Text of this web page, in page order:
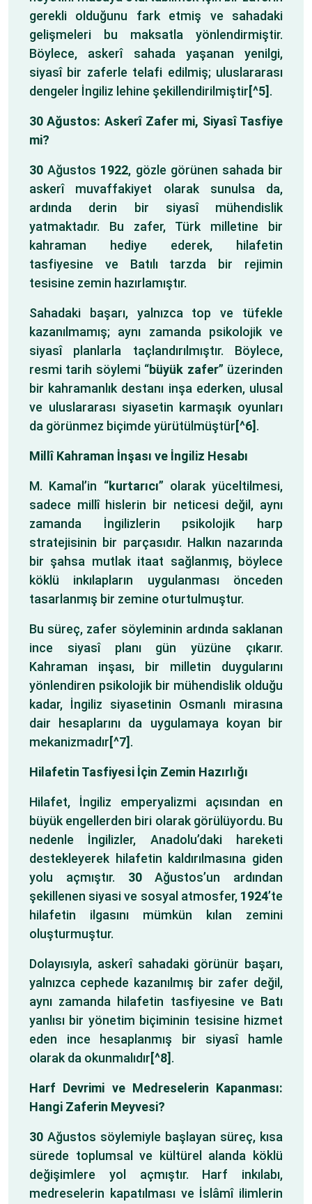
gerekli olduğunu fark etmiş ve sahadaki
gelişmeleri bu maksatla yönlendirmiştir.
Böylece, askerî sahada yaşanan yenilgi,
siyasî bir zaferle telafi edilmiş; uluslararası
dengeler İngiliz lehine şekillendirilmiştir[^5] .
30 Ağustos: Askerî Zafer mi, Siyasî Tasfiye
mi?
30 Ağustos 1922, gözle görünen sahada bir
askerî muvaffakiyet olarak sunulsa da,
ardında derin bir siyasî mühendislik
yatmaktadır. Bu zafer, Türk milletine bir
kahraman hediye ederek, hilafetin
tasfiyesine ve Batılı tarzda bir rejimin
tesisine zemin hazırlamıştır.
Sahadaki başarı, yalnızca top ve tüfekle
kazanılmamış; aynı zamanda psikolojik ve
siyasî planlarla taçlandırılmıştır. Böylece,
resmi tarih söylemi “büyük zafer” üzerinden
bir kahramanlık destanı inşa ederken, ulusal
ve uluslararası siyasetin karmaşık oyunları
da görünmez biçimde yürütülmüştür[^6] .
Millî Kahraman İnşası ve İngiliz Hesabı
M. Kamal’in “kurtarıcı” olarak yüceltilmesi,
sadece millî hislerin bir neticesi değil, aynı
zamanda İngilizlerin psikolojik harp
stratejisinin bir parçasıdır. Halkın nazarında
bir şahsa mutlak itaat sağlanmış, böylece
köklü inkılapların uygulanması önceden
tasarlanmış bir zemine oturtulmuştur.
Bu süreç, zafer söyleminin ardında saklanan
ince siyasî planı gün yüzüne çıkarır.
Kahraman inşası, bir milletin duygularını
yönlendiren psikolojik bir mühendislik olduğu
kadar, İngiliz siyasetinin Osmanlı mirasına
dair hesaplarını da uygulamaya koyan bir
mekanizmadır[^7] .
Hilafetin Tasfiyesi İçin Zemin Hazırlığı
Hilafet, İngiliz emperyalizmi açısından en
büyük engellerden biri olarak görülüyordu. Bu
nedenle İngilizler, Anadolu’daki hareketi
destekleyerek hilafetin kaldırılmasına giden
yolu açmıştır. 30Ağustos’un ardından
şekillenen siyasi ve sosyal atmosfer, 1924’te
hilafetin ilgasını mümkün kılan zemini
oluşturmuştur.
Dolayısıyla, askerî sahadaki görünür başarı,
yalnızca cephede kazanılmış bir zafer değil,
aynı zamanda hilafetin tasfiyesine ve Batı
yanlısı bir yönetim biçiminin tesisine hizmet
eden ince hesaplanmış bir siyasî hamle
olarak da okunmalıdır[^8] .
Harf Devrimi ve Medreselerin Kapanması:
Hangi Zaferin Meyvesi?
30 Ağustos söylemiyle başlayan süreç, kısa
sürede toplumsal ve kültürel alanda köklü
değişimlere yol açmıştır. Harf inkılabı,
medreselerin kapatılması ve İslâmî ilimlerin